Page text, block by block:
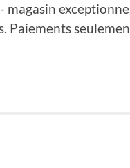
magasin
Paiements